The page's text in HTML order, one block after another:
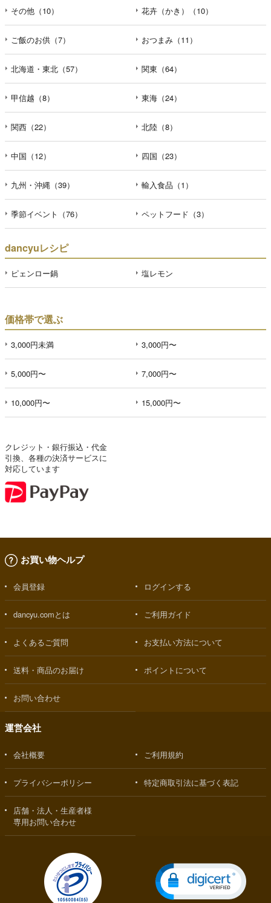
その他（10） 花卉（かき）（10）
ご飯のお供（7） おつまみ（11）
北海道・東北（57） 関東（64）
甲信越（8） 東海（24）
関西（22） 北陸（8）
中国（12） 四国（23）
九州・沖縄（39） 輸入食品（1）
季節イベント（76） ペットフード（3）
dancyuレシピ
ピェンロー鍋 塩レモン
価格帯で選ぶ
3,000円未満 3,000円〜
5,000円〜 7,000円〜
10,000円〜 15,000円〜
クレジット・銀行振込・代金
引換、各種の決済サービスに
対応しています
お買い物ヘルプ
会員登録 ログインする
dancyu.comとは ご利用ガイド
よくあるご質問 お支払い方法について
送料・商品のお届け ポイントについて
お問い合わせ
運営会社
会社概要 ご利用規約
プライバシーポリシー 特定商取引法に基づく表記
店舗・法人・生産者様
専用お問い合わせ